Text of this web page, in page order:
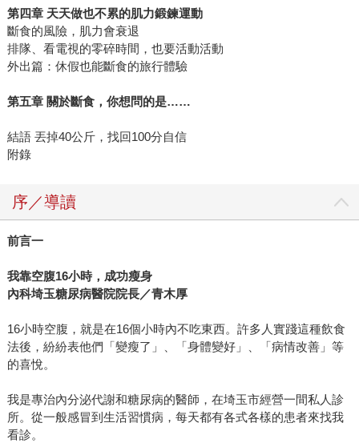
第四章 天天做也不累的肌力鍛鍊運動
斷食的風險，肌力會衰退
排隊、看電視的零碎時間，也要活動活動
外出篇：休假也能斷食的旅行體驗
第五章 關於斷食，你想問的是……
結語 丟掉40公斤，找回100分自信
附錄
序／導讀
前言一
我靠空腹16小時，成功瘦身
內科埼玉糖尿病醫院院長／青木厚
16小時空腹，就是在16個小時內不吃東西。許多人實踐這種飲食
法後，紛紛表他們「變瘦了」、「身體變好」、「病情改善」等
的喜悅。
我是專治內分泌代謝和糖尿病的醫師，在埼玉市經營一間私人診
所。從一般感冒到生活習慣病，每天都有各式各樣的患者來找我
看診。